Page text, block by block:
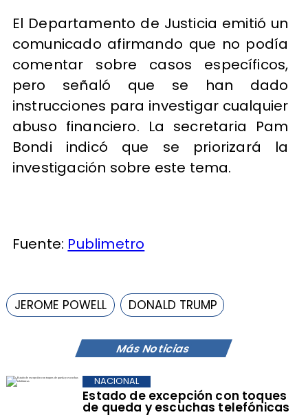
Más Noticias
Estado de excepción con toques
de queda y escuchas telefónicas
NACIONAL
El Departamento de Justicia emitió un
comunicado afirmando que no podía
comentar sobre casos específicos,
pero señaló que se han dado
instrucciones para investigar cualquier
abuso financiero. La secretaria Pam
Bondi indicó que se priorizará la
investigación sobre este tema.
Fuente: Publimetro
JEROME POWELL DONALD TRUMP